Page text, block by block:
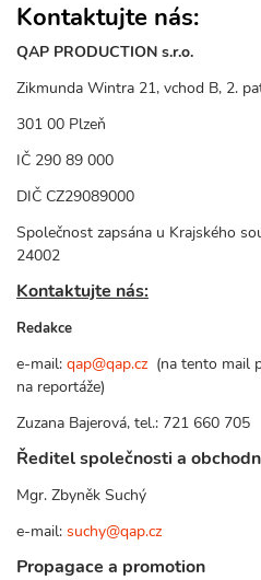
Kontaktujte nás:
QAP PRODUCTION s.r.o.
Zikmunda Wintra 21, vchod B, 2.
301 00 Plzeň
IČ 290 89 000
DIČ CZ29089000
Společnost zapsána u Krajského
24002
Kontaktujte nás:
Redakce
e-mail: qap@qap.cz (na tento mail
na reportáže)
Zuzana Bajerová, tel.: 721 660 705
Ředitel společnosti a
Mgr. Zbyněk Suchý
e-mail: suchy@qap.cz
Propagace a promotion